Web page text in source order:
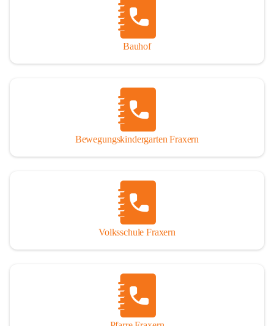
Bauhof
Bewegungskindergarten Fraxern
Volksschule Fraxern